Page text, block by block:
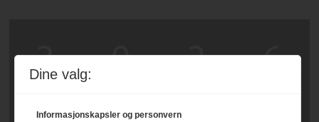
Dine valg:
Informasjonskapsler og personvern